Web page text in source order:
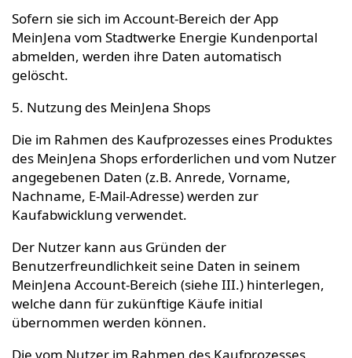
Sofern sie sich im Account-Bereich der App
MeinJena vom Stadtwerke Energie Kundenportal
abmelden, werden ihre Daten automatisch
gelöscht.
5. Nutzung des MeinJena Shops
Die im Rahmen des Kaufprozesses eines Produktes
des MeinJena Shops erforderlichen und vom Nutzer
angegebenen Daten (z.B. Anrede, Vorname,
Nachname, E-Mail-Adresse) werden zur
Kaufabwicklung verwendet.
Der Nutzer kann aus Gründen der
Benutzerfreundlichkeit seine Daten in seinem
MeinJena Account-Bereich (siehe III.) hinterlegen,
welche dann für zukünftige Käufe initial
übernommen werden können.